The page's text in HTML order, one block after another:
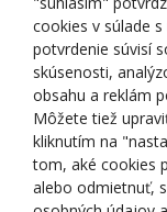
O NÁS
cookies v súlade
potvrdenie súvisí
skúsenosti,
obsahu a reklám
Môžete tiež
kliknutím na
tom, aké cookies
alebo odmietnuť,